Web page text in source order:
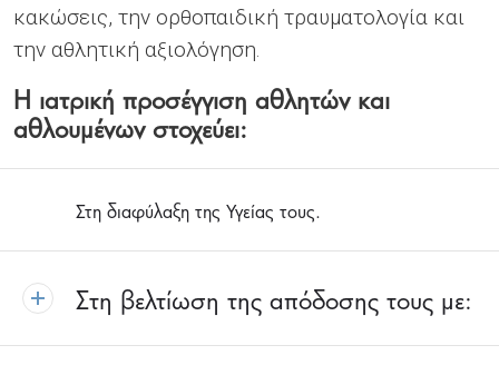
κακώσεις, την ορθοπαιδική τραυματολογία και
την αθλητική αξιολόγηση.
Η ιατρική προσέγγιση αθλητών και
αθλουμένων στοχεύει:
Στη διαφύλαξη της Υγείας τους.
Στη βελτίωση της απόδοσης τους με: